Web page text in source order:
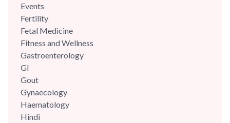
Events
Fertility
Fetal Medicine
Fitness and Wellness
Gastroenterology
GI
Gout
Gynaecology
Haematology
Hindi